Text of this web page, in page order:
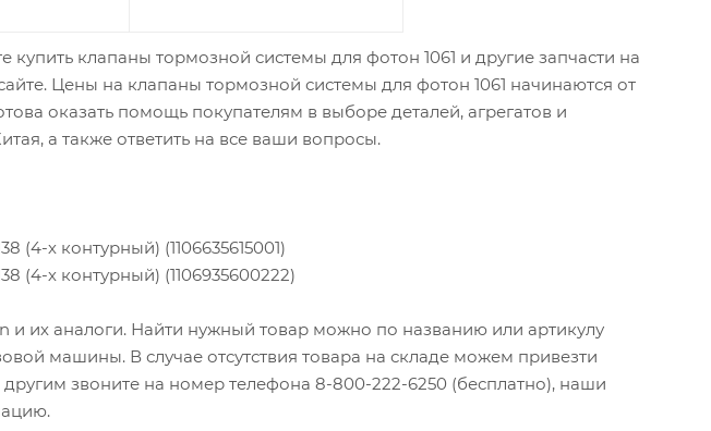
клапаны тормозной системы для фотон 1061 и другие запчасти на
Цены на клапаны тормозной системы для фотон 1061 начинаются от
оказать помощь покупателям в выборе деталей, агрегатов и
а также ответить на все ваши вопросы.
(4-х контурный) (1106635615001)
(4-х контурный) (1106935600222)
и их аналоги. Найти нужный товар можно по названию или артикулу
машины. В случае отсутствия товара на складе можем привезти
звоните на номер телефона 8-800-222-6250 (бесплатно), наши